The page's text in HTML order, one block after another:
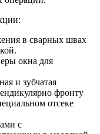
в сварных швах
окна для
и зубчатая
фронту
отсеке
с